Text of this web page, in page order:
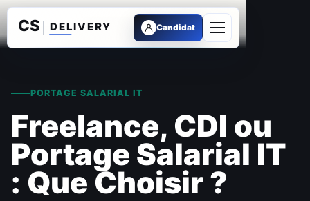
Candidat
Ouvrir le menu
PORTAGE SALARIAL IT
Freelance, CDI ou
Portage Salarial IT
: Que Choisir ?